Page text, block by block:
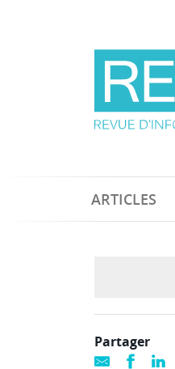
ARTICLES
Partager